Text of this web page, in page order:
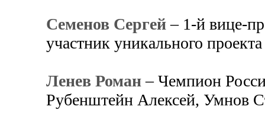
Семенов Сергей– 1-й вице-
участник уникального
Ленев Роман– Чемпион
Рубенштейн Алексей, Умнов